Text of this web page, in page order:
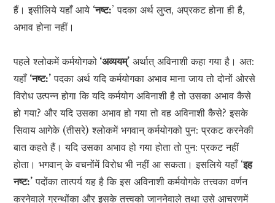
हैं। इसीलिये यहाँ आये ‘नष्ट:’ पदका अर्थ लुप्त, अप्रकट होना ही है,
अभाव होना नहीं।
पहले श्लोकमें कर्मयोगको ‘अव्ययम्’ अर्थात् अविनाशी कहा गया है। अत:
यहाँ ‘नष्ट:’ पदका अर्थ यदि कर्मयोगका अभाव माना जाय तो दोनों ओरसे
विरोध उत्पन्न होगा कि यदि कर्मयोग अविनाशी है तो उसका अभाव कैसे
हो गया? और यदि उसका अभाव हो गया तो वह अविनाशी कैसे? इसके
सिवाय आगेके (तीसरे) श्लोकमें भगवान् कर्मयोगको पुन: प्रकट करनेकी
बात कहते हैं। यदि उसका अभाव हो गया होता तो पुन: प्रकट नहीं
होता। भगवान् के वचनोंमें विरोध भी नहीं आ सकता। इसलिये यहाँ ‘इह
नष्ट:’ पदोंका तात्पर्य यह है कि इस अविनाशी कर्मयोगके तत्त्वका वर्णन
करनेवाले ग्रन्थोंका और इसके तत्त्वको जाननेवाले तथा उसे आचरणमें